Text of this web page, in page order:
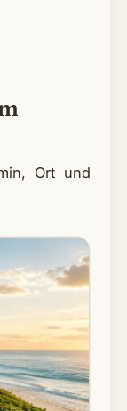
Ort und